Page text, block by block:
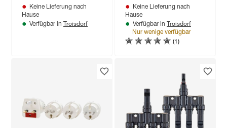
Keine Lieferung nach
Hause
Verfügbar in Troisdorf
Keine Lieferung nach
Hause
Verfügbar in Troisdorf
Nur wenige verfügbar
(1)